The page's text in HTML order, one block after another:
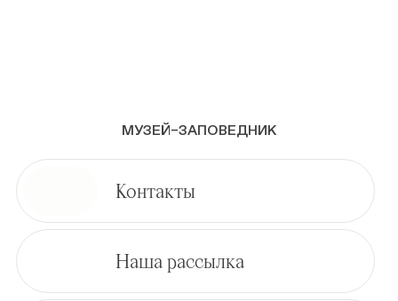
МУЗЕЙ–ЗАПОВЕДНИК
Контакты
Наша рассылка